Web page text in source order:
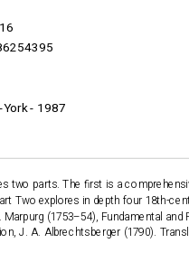
- 1987
two parts. The first is a
Two explores in depth four 18th-
Marpurg (1753–54), Fundamental
J. A. Albrechtsberger (1790).